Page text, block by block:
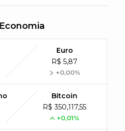
Economia
Euro
R$ 5,87
+0,00%
Bitcoin
R$ 350,117,55
+0,01%